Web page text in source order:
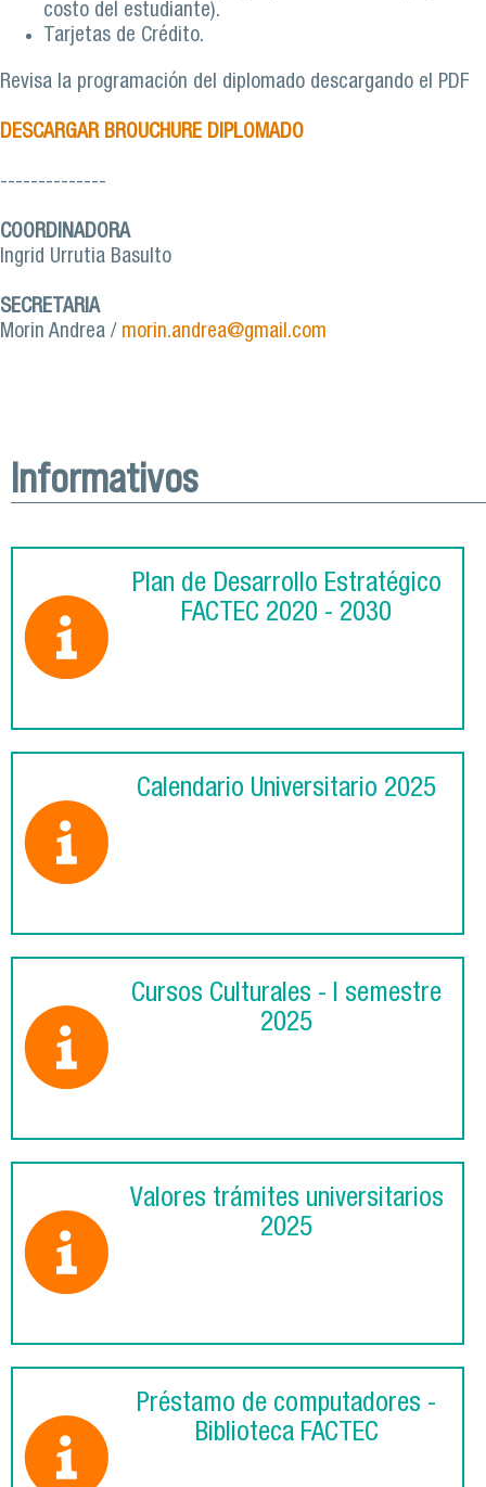
costo del estudiante).
Tarjetas de Crédito.
Revisa la programación del diplomado descargando el PDF
DESCARGAR BROUCHURE DIPLOMADO
--------------
COORDINADORA
Ingrid Urrutia Basulto
SECRETARIA
Morin Andrea / morin.andrea@gmail.com
Informativos
Plan de Desarrollo Estratégico
FACTEC 2020 - 2030
Calendario Universitario 2025
Cursos Culturales - I semestre
2025
Valores trámites universitarios
2025
Préstamo de computadores -
Biblioteca FACTEC